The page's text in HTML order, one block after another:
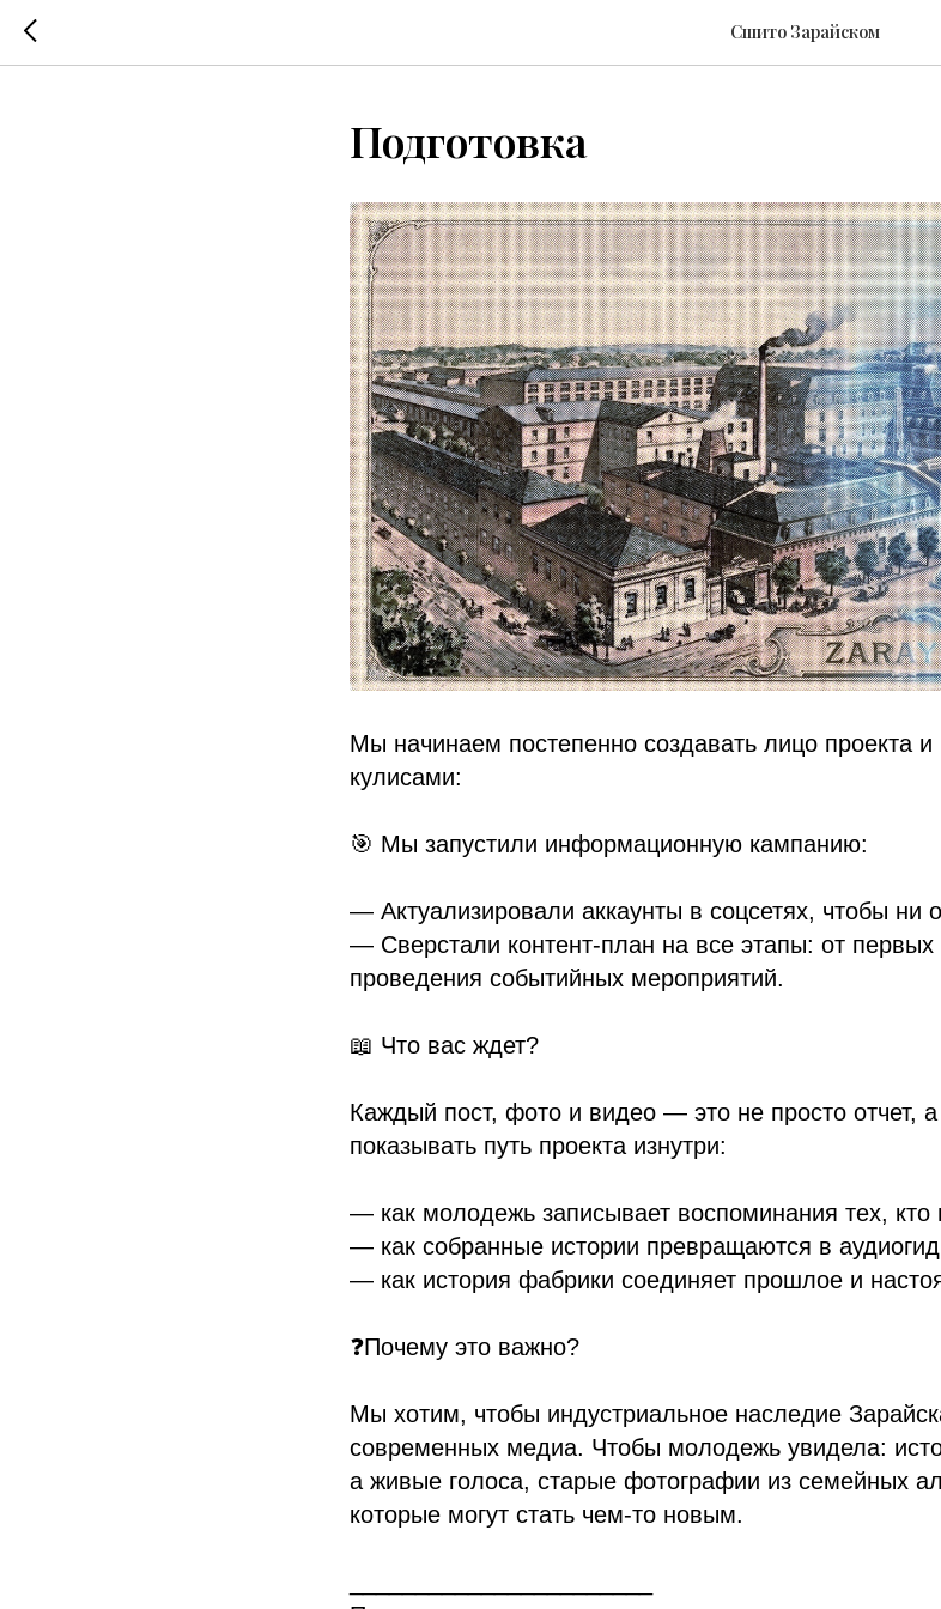
Сшито Зарайском
Подготовка
Мы начинаем постепенно создавать лицо проекта
кулисами:
🎯 Мы запустили информационную кампанию:
— Актуализировали аккаунты в соцсетях, чтобы ни
— Сверстали контент-план на все этапы: от
проведения событийных мероприятий.
📖 Что вас ждет?
Каждый пост, фото и видео — это не просто отчет,
показывать путь проекта изнутри:
— как молодежь записывает воспоминания тех, кто
— как собранные истории превращаются в
— как история фабрики соединяет прошлое и
❓Почему это важно?
Мы хотим, чтобы индустриальное наследие
современных медиа. Чтобы молодежь увидела:
а живые голоса, старые фотографии из семейных
которые могут стать чем-то новым.